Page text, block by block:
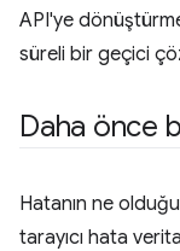
API'ye
süreli bir geçici
Daha önce
Hatanın ne
tarayıcı hata